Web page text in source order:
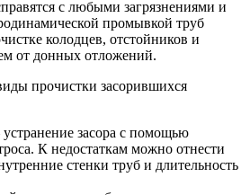
с любыми загрязнениями и
промывкой труб
колодцев, отстойников и
от донных отложений.
прочистки засорившихся
засора с помощью
К недостаткам можно отнести
стенки труб и длительность